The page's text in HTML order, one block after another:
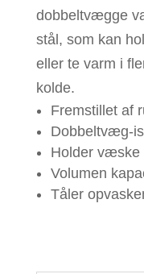
dobbeltvægge
stål, som kan
eller te varm i
kolde.
Fremstillet af
Dobbeltvæg-
Holder væske
Volumen
Tåler